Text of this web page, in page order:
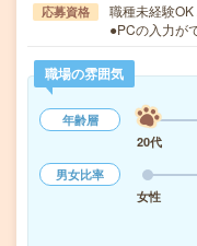
応募資格
職種未経験
●PCの入力が
職場の雰囲気
年齢層
20代
男女比率
女性